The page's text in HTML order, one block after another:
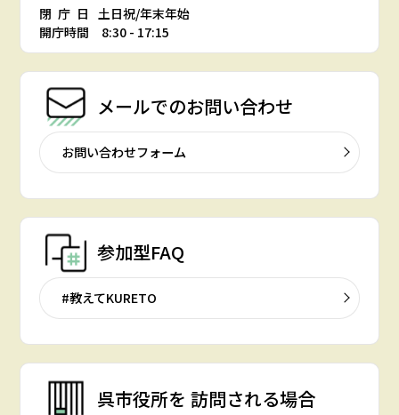
閉庁日
土日祝/年末年始
開庁時間 8:30 - 17:15
メールでのお問い合わせ
お問い合わせフォーム
参加型FAQ
#教えてKURETO
呉市役所を 訪問される場合